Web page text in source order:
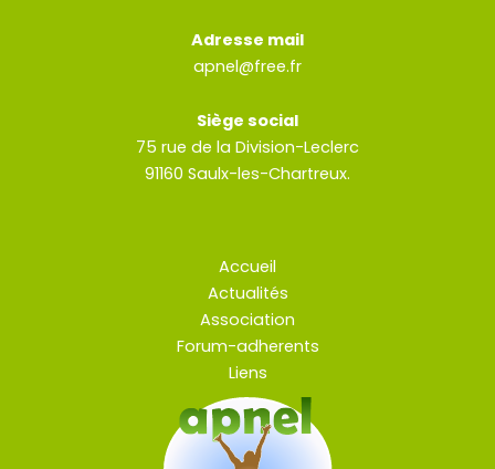
Adresse mail
apnel@free.fr
Siège social
75 rue de la Division-Leclerc
91160 Saulx-les-Chartreux.
Accueil
Actualités
Association
Forum-adherents
Liens